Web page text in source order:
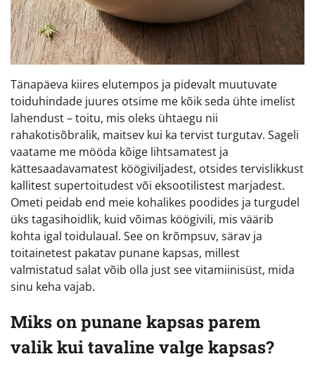
Tänapäeva kiires elutempos ja pidevalt muutuvate
toiduhindade juures otsime me kõik seda ühte imelist
lahendust – toitu, mis oleks ühtaegu nii
rahakotisõbralik, maitsev kui ka tervist turgutav. Sageli
vaatame me mööda kõige lihtsamatest ja
kättesaadavamatest köögiviljadest, otsides tervislikkust
kallitest supertoitudest või eksootilistest marjadest.
Ometi peidab end meie kohalikes poodides ja turgudel
üks tagasihoidlik, kuid võimas köögivili, mis väärib
kohta igal toidulaual. See on krõmpsuv, särav ja
toitainetest pakatav punane kapsas, millest
valmistatud salat võib olla just see vitamiinisüst, mida
sinu keha vajab.
Miks on punane kapsas parem
valik kui tavaline valge kapsas?